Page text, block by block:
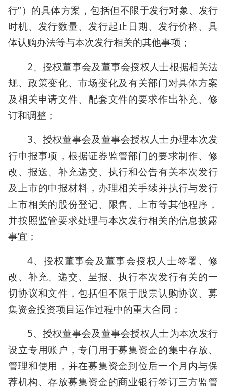
行”）的具体方案，包括但不限于发行对象、发行
时机、发行数量、发行起止日期、发行价格、具
体认购办法等与本次发行相关的其他事项；
2、授权董事会及董事会授权人士根据相关法
规、政策变化、市场变化及有关部门对具体方案
及相关申请文件、配套文件的要求作出补充、修
订和调整；
3、授权董事会及董事会授权人士办理本次发
行申报事项，根据证券监管部门的要求制作、修
改、报送、补充递交、执行和公告有关本次发行
及上市的申报材料，办理相关手续并执行与发行
上市相关的股份登记、限售、上市等其他程序，
并按照监管要求处理与本次发行相关的信息披露
事宜；
4、授权董事会及董事会授权人士签署、修
改、补充、递交、呈报、执行本次发行有关的一
切协议和文件，包括但不限于股票认购协议、募
集资金投资项目运作过程中的重大合同；
5、授权董事会及董事会授权人士为本次发行
设立专用账户，专门用于募集资金的集中存放、
管理和使用，并在募集资金到位后一个月内与保
荐机构、存放募集资金的商业银行签订三方监管